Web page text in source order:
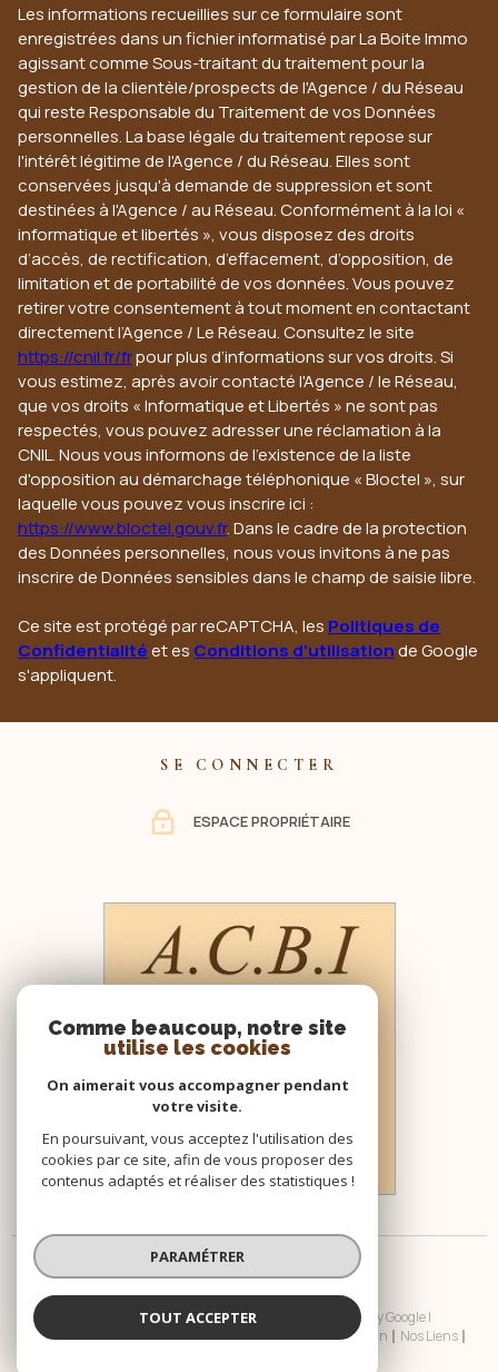
Les informations recueillies sur ce formulaire sont
enregistrées dans un fichier informatisé par La Boite Immo
agissant comme Sous-traitant du traitement pour la
gestion de la clientèle/prospects de l'Agence / du Réseau
qui reste Responsable du Traitement de vos Données
personnelles. La base légale du traitement repose sur
l'intérêt légitime de l'Agence / du Réseau. Elles sont
conservées jusqu'à demande de suppression et sont
destinées à l'Agence / au Réseau. Conformément à la loi «
informatique et libertés », vous disposez des droits
d’accès, de rectification, d’effacement, d’opposition, de
limitation et de portabilité de vos données. Vous pouvez
retirer votre consentement à tout moment en contactant
directement l’Agence / Le Réseau. Consultez le site
https://cnil.fr/frpour plus d’informations sur vos droits. Si
vous estimez, après avoir contacté l'Agence / le Réseau,
que vos droits « Informatique et Libertés » ne sont pas
respectés, vous pouvez adresser une réclamation à la
CNIL. Nous vous informons de l’existence de la liste
d'opposition au démarchage téléphonique « Bloctel », sur
laquelle vous pouvez vous inscrire ici :
https://www.bloctel.gouv.fr. Dans le cadre de la protection
des Données personnelles, nous vous invitons à ne pas
inscrire de Données sensibles dans le champ de saisie libre.
Ce site est protégé par reCAPTCHA, les Politiques de
Confidentialitéet es Conditions d'utilisationde Google
s'appliquent.
SE CONNECTER
ESPACE PROPRIÉTAIRE
© 2026 | Tous droits réservés | Traduction powered by Google |
Nos Honoraires
Plan Du Site Mentions Légales Admin
Nos Liens
Comme beaucoup, notre site
utilise les cookies
On aimerait vous accompagner pendant
votre visite.
En poursuivant, vous acceptez l'utilisation des
cookies par ce site, afin de vous proposer des
contenus adaptés et réaliser des statistiques !
PARAMÉTRER
TOUT ACCEPTER